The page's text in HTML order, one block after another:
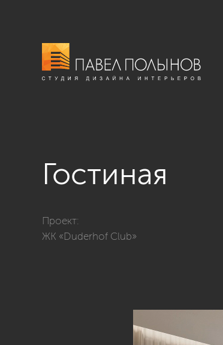
Гостиная
Проект:
ЖК «Duderhof Club»